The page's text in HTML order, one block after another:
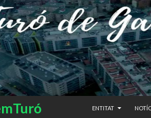
ENTITAT